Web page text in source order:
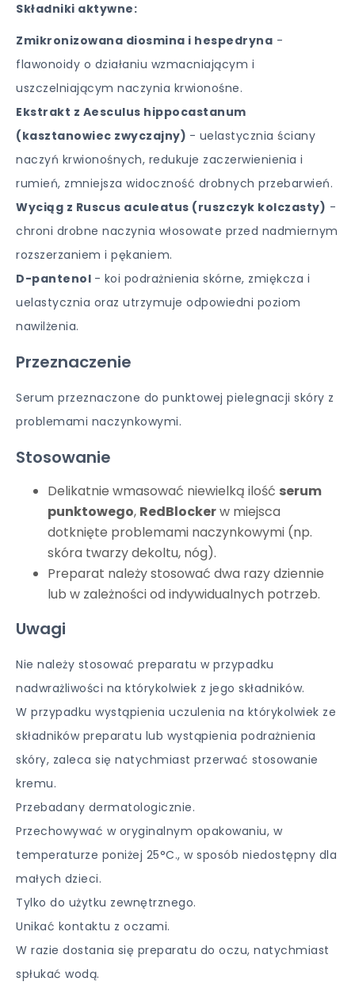
Składniki aktywne:
Zmikronizowana diosmina i hespedryna -
flawonoidy o działaniu wzmacniającym i
uszczelniającym naczynia krwionośne.
Ekstrakt z Aesculus hippocastanum
(kasztanowiec zwyczajny) - uelastycznia ściany
naczyń krwionośnych, redukuje zaczerwienienia i
rumień, zmniejsza widoczność drobnych przebarwień.
Wyciąg z Ruscus aculeatus (ruszczyk kolczasty) -
chroni drobne naczynia włosowate przed nadmiernym
rozszerzaniem i pękaniem.
D-pantenol - koi podrażnienia skórne, zmiękcza i
uelastycznia oraz utrzymuje odpowiedni poziom
nawilżenia.
Przeznaczenie
Serum przeznaczone do punktowej pielegnacji skóry z
problemami naczynkowymi.
Stosowanie
Delikatnie wmasować niewielką ilość serum
punktowego, RedBlockerw miejsca
dotknięte problemami naczynkowymi (np.
skóra twarzy dekoltu, nóg).
Preparat należy stosować dwa razy dziennie
lub w zależności od indywidualnych potrzeb.
Uwagi
Nie należy stosować preparatu w przypadku
nadwrażliwości na którykolwiek z jego składników.
W przypadku wystąpienia uczulenia na którykolwiek ze
składników preparatu lub wystąpienia podrażnienia
skóry, zaleca się natychmiast przerwać stosowanie
kremu.
Przebadany dermatologicznie.
Przechowywać w oryginalnym opakowaniu, w
temperaturze poniżej 25°C., w sposób niedostępny dla
małych dzieci.
Tylko do użytku zewnętrznego.
Unikać kontaktu z oczami.
W razie dostania się preparatu do oczu, natychmiast
spłukać wodą.